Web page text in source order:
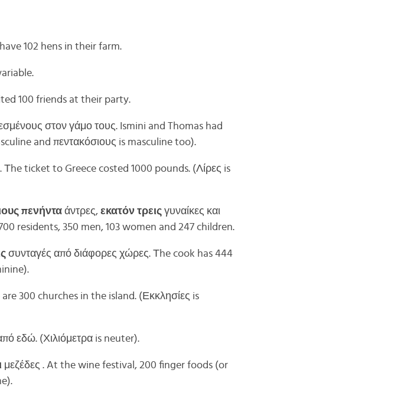
102 hens in their farm.
100 friends at their party.
στον γάμο τους. Ismini and Thomas had
and πεντακόσιους is masculine too).
Τhe ticket to Greece costed 1000 pounds. (Λίρες is
πενήνταάντρες, εκατόν τρειςγυναίκες και
residents, 350 men, 103 women and 247 children.
συνταγές από διάφορες χώρες. Τhe cook has 444
are 300 churches in the island. (Εκκλησίες is
εδώ. (Χιλιόμετρα is neuter).
μεζέδες . At the wine festival, 200 finger foods (or